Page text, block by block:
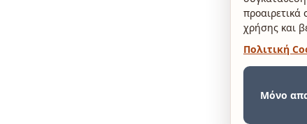
προαιρετικά
χρήσης και
Πολιτική
Μόνο